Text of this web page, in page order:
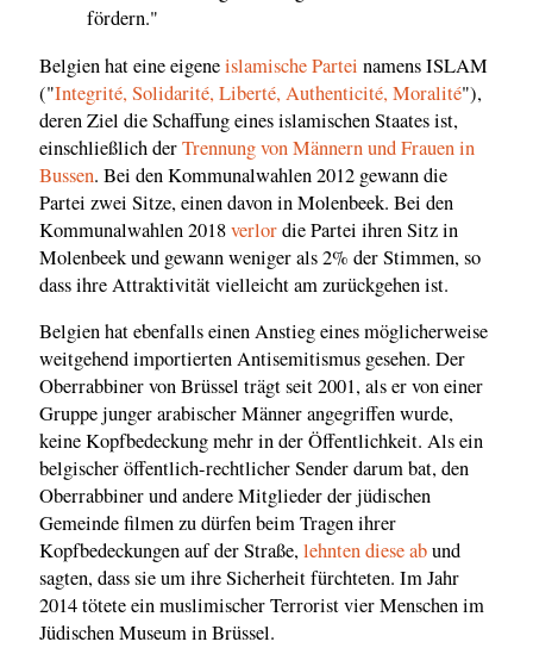
fördern."
Belgien hat eine eigeneislamische Partei namens ISLAM
("Integrité, Solidarité, Liberté, Authenticité, Moralité"),
deren Ziel die Schaffung eines islamischen Staates ist,
einschließlich derTrennung von Männern und Frauen in
Bussen. Bei den Kommunalwahlen 2012 gewann die
Partei zwei Sitze, einen davon in Molenbeek. Bei den
Kommunalwahlen 2018verlordie Partei ihren Sitz in
Molenbeek und gewann weniger als 2% der Stimmen, so
dass ihre Attraktivität vielleicht am zurückgehen ist.
Belgien hat ebenfalls einen Anstieg eines möglicherweise
weitgehend importierten Antisemitismus gesehen. Der
Oberrabbiner von Brüssel trägt seit 2001, als er von einer
Gruppe junger arabischer Männer angegriffen wurde,
keine Kopfbedeckung mehr in der Öffentlichkeit. Als ein
belgischer öffentlich-rechtlicher Sender darum bat, den
Oberrabbiner und andere Mitglieder der jüdischen
Gemeinde filmen zu dürfen beim Tragen ihrer
Kopfbedeckungen auf der Straße,lehnten diese abund
sagten, dass sie um ihre Sicherheit fürchteten. Im Jahr
2014 tötete ein muslimischer Terrorist vier Menschen im
Jüdischen Museum in Brüssel.